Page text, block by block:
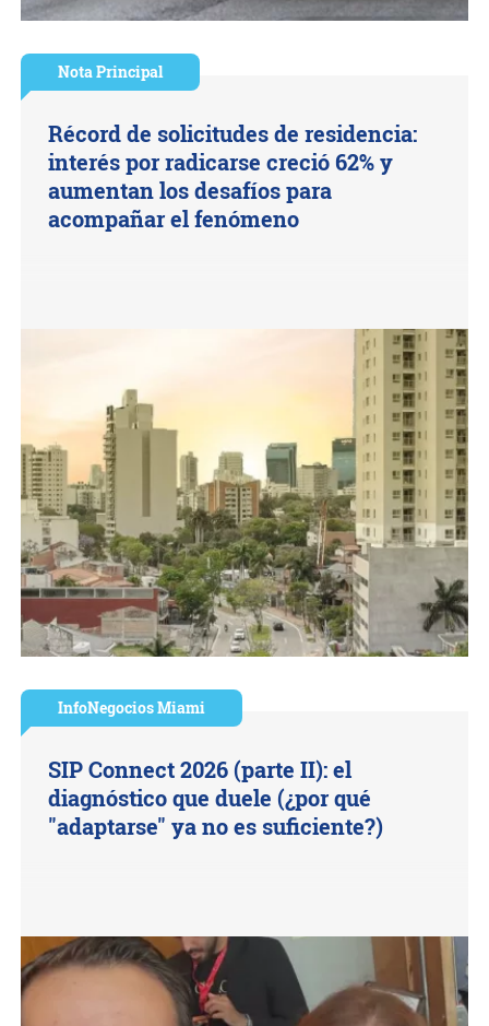
Nota Principal
Récord de solicitudes de residencia:
interés por radicarse creció 62% y
aumentan los desafíos para
acompañar el fenómeno
InfoNegocios Miami
SIP Connect 2026 (parte II): el
diagnóstico que duele (¿por qué
"adaptarse" ya no es suficiente?)